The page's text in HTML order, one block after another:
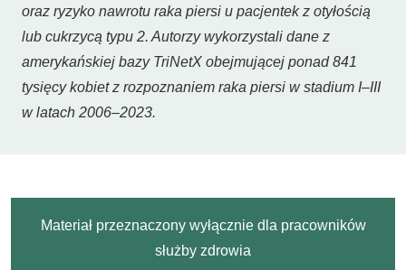
oraz ryzyko nawrotu raka piersi u pacjentek z otyłością
lub cukrzycą typu 2. Autorzy wykorzystali dane z
amerykańskiej bazy TriNetX obejmującej ponad 841
tysięcy kobiet z rozpoznaniem raka piersi w stadium I–III
w latach 2006–2023.
Materiał przeznaczony wyłącznie dla pracowników
służby zdrowia